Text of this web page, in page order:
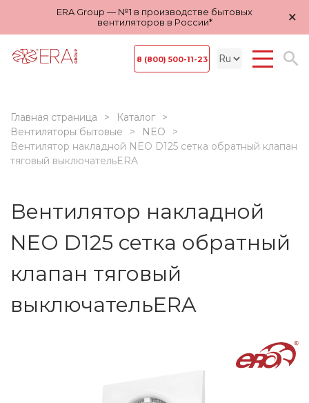
ERA Group — №1 в производстве бытовых
вентиляторов в России*
×
8 (800) 500-11-23
Главная страница
Каталог
Вентиляторы бытовые
NEO
Вентилятор накладной NEO D125 сетка обратный клапан
тяговый выключательERA
Вентилятор накладной
NEO D125 сетка обратный
клапан тяговый
выключательERA